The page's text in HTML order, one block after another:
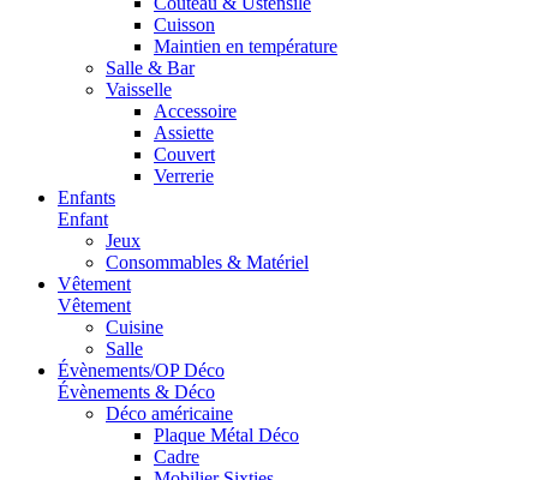
Cuisson
Maintien en température
Salle & Bar
Vaisselle
Accessoire
Assiette
Couvert
Verrerie
Enfants
Enfant
Jeux
Consommables & Matériel
Vêtement
Vêtement
Cuisine
Salle
Évènements/OP Déco
Évènements & Déco
Déco américaine
Plaque Métal Déco
Cadre